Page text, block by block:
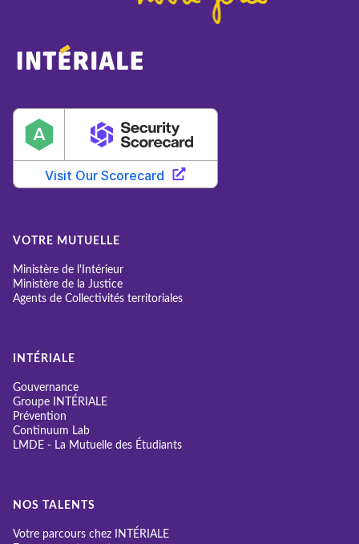
VOTRE MUTUELLE
Ministère de l'Intérieur
Ministère de la Justice
Agents de Collectivités territoriales
INTÉRIALE
Gouvernance
Groupe INTÉRIALE
Prévention
Continuum Lab
LMDE - La Mutuelle des Étudiants
NOS TALENTS
Votre parcours chez INTÉRIALE